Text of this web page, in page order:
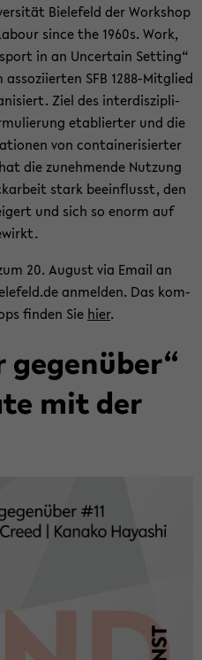
Bie­le­feld der Work­shop
since the 1960s. Work,
in an Un­cer­tain Set­ting“
SFB 1288-​Mitglied
Ziel des in­ter­dis­zi­pli­
eta­blier­ter und die
von con­tai­ne­ri­sier­ter
die zu­neh­men­de Nut­zung
stark be­ein­flusst, den
und sich so enorm auf
20. Au­gust via Email an
an­mel­den. Das kom­
fin­den Sie hier.
mit der